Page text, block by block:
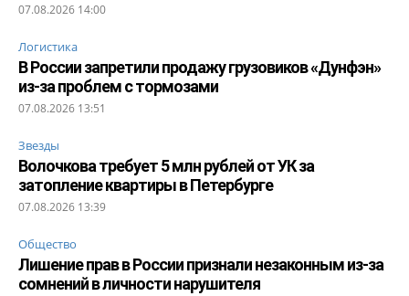
07.08.2026 14:00
Логистика
В России запретили продажу грузовиков «Дунфэн»
из-за проблем с тормозами
07.08.2026 13:51
Звезды
Волочкова требует 5 млн рублей от УК за
затопление квартиры в Петербурге
07.08.2026 13:39
Общество
Лишение прав в России признали незаконным из-за
сомнений в личности нарушителя